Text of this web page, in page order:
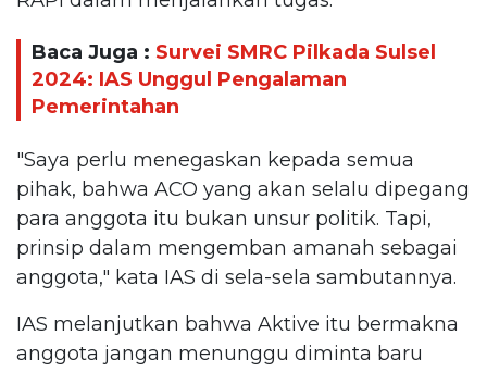
Baca Juga : Survei SMRC Pilkada Sulsel
2024: IAS Unggul Pengalaman
Pemerintahan
"Saya perlu menegaskan kepada semua
pihak, bahwa ACO yang akan selalu dipegang
para anggota itu bukan unsur politik. Tapi,
prinsip dalam mengemban amanah sebagai
anggota," kata IAS di sela-sela sambutannya.
IAS melanjutkan bahwa Aktive itu bermakna
anggota jangan menunggu diminta baru